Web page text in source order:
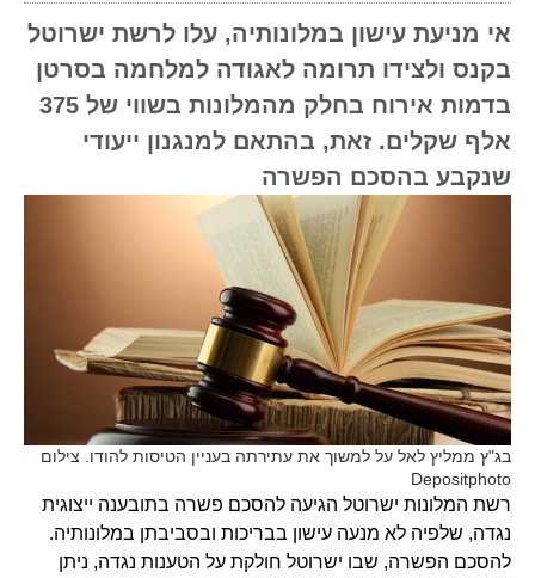
אי מניעת עישון במלונותיה, עלו לרשת ישרוטל
בקנס ולצידו תרומה לאגודה למלחמה בסרטן
בדמות אירוח בחלק מהמלונות בשווי של 375
אלף שקלים. זאת, בהתאם למנגנון ייעודי
שנקבע בהסכם הפשרה
בג"ץ ממליץ לאל על למשוך את עתירתה בעניין הטיסות להודו. צילום
Depositphoto
רשת המלונות ישרוטל הגיעה להסכם פשרה בתובענה ייצוגית
נגדה, שלפיה לא מנעה עישון בבריכות ובסביבתן במלונותיה.
להסכם הפשרה, שבו ישרוטל חולקת על הטענות נגדה, ניתן